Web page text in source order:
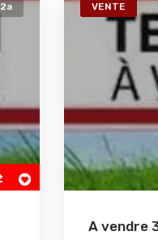
VENTE
A vendre